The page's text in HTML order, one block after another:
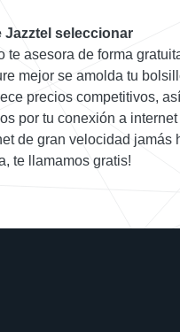
Jazztel seleccionar
te asesora de forma
mejor se amolda tu
precios competitivos,
por tu conexión a
de gran velocidad jamás
te llamamos gratis!